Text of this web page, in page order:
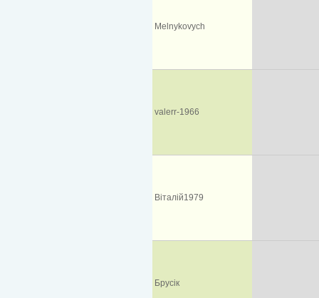
Melnykovych
valerr-1966
Вiталiй1979
Брусік